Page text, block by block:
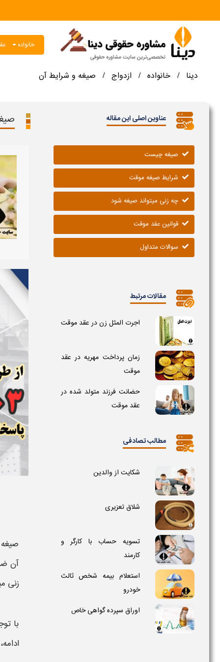
خانواده
دینا / خانواده / ازدواج / صیغه و شرایط آن
صیغه
آن
زنی
با
عناوین اصلی این مقاله
صیغه چیست
شرایط صیغه موقت
چه زنی میتواند صیغه شود
قوانین عقد موقت
سوالات متداول
مقالات مرتبط
اجرت المثل زن در عقد موقت
زمان پرداخت مهریه در عقد
موقت
حضانت فرزند متولد شده در
عقد موقت
مطالب تصادفی
شکایت از والدین
شلاق تعزیری
تسویه حساب با کارگر و
کارمند
استعلام بیمه شخص ثالث
خودرو
اوراق سپرده گواهی خاص